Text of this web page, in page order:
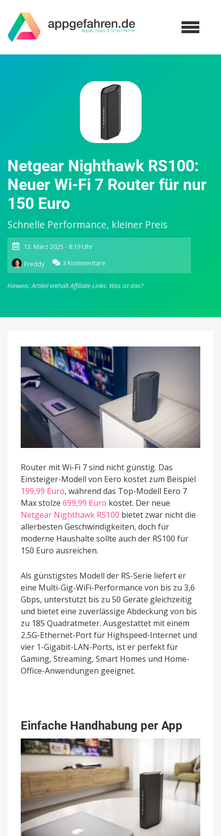
Netgear Nighthawk RS100:
Neuer Wi-Fi 7 Router für nur
150 Euro
Schnelle Performance, kleiner Preis
13. März 2025 - 8:19 Uhr
Freddy
3 Kommentare
Netgear
Nighthawk
RS100:
Fi
für
nur
150
Euro
Hinweis: Artikel enthält Affiliate-Links. Was ist das?
Router mit Wi-Fi 7 sind nicht günstig. Das
Einsteiger-Modell von Eero kostet zum Beispiel
199,99 Euro, während das Top-Modell Eero 7
Max stolze 699,99 Euro kostet. Der neue
Netgear Nighthawk RS100 bietet zwar nicht die
allerbesten Geschwindigkeiten, doch für
moderne Haushalte sollte auch der RS100 für
150 Euro ausreichen.
Als günstigstes Modell der RS-Serie liefert er
eine Multi-Gig-WiFi-Performance von bis zu 3,6
Gbps, unterstützt bis zu 50 Geräte gleichzeitig
und bietet eine zuverlässige Abdeckung von bis
zu 185 Quadratmeter. Ausgestattet mit einem
2,5G-Ethernet-Port für Highspeed-Internet und
vier 1-Gigabit-LAN-Ports, ist er perfekt für
Gaming, Streaming, Smart Homes und Home-
Office-Anwendungen geeignet.
Einfache Handhabung per App